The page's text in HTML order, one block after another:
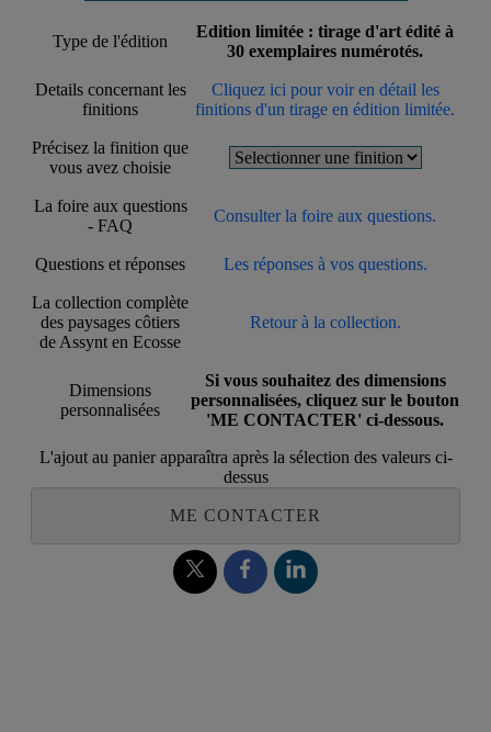
Type de l'édition
Edition limitée : tirage d'art édité à
30 exemplaires numérotés.
Details concernant les
finitions
Cliquez ici pour voir en détail les
finitions d'un tirage en édition limitée.
Précisez la finition que
vous avez choisie
La foire aux questions
- FAQ
Consulter la foire aux questions.
Questions et réponses Les réponses à vos questions.
La collection complète
des paysages côtiers
de Assynt en Ecosse
Retour à la collection.
Dimensions
personnalisées
Si vous souhaitez des dimensions
personnalisées, cliquez sur le bouton
'ME CONTACTER' ci-dessous.
L'ajout au panier apparaîtra après la sélection des valeurs ci-
dessus
ME CONTACTER